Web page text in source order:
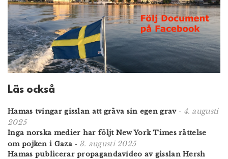
Läs också
Hamas tvingar gisslan att gräva sin egen grav- 4. augusti
2025
Inga norska medier har följt New York Times rättelse
om pojken i Gaza- 3. augusti 2025
Hamas publicerar propagandavideo av gisslan Hersh